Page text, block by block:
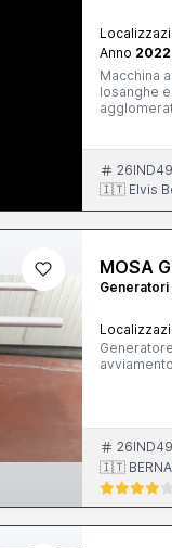
Anno 2022
Macchina
losanghe
agglomerati e laterizio. VANTAGGI DEL
qualità
forte
di
🇮🇹 Elvis
MOSA
Generatori
🇮🇹